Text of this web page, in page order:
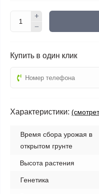
Купить в один клик
Характеристики:
Время сбора урожая в
открытом грунте
Высота растения
Генетика